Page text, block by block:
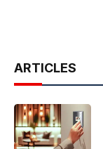
ARTICLES